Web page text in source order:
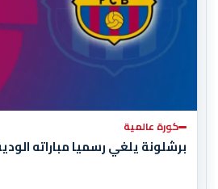
كورة عالمية
برشلونة يلغي رسميا مباراته